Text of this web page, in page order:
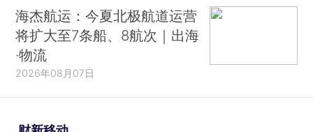
海杰航运：今夏北极航道运营
将扩大至7条船、8航次｜出海
·物流
2026年08月07日